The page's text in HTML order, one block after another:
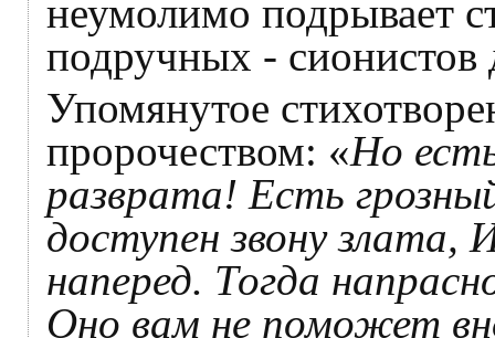
неумолимо подрывает
подручных - сионистов
Упомянутое
пророчеством: «Но
разврата! Есть
доступен звону злата,
наперед. Тогда
Оно вам не поможет